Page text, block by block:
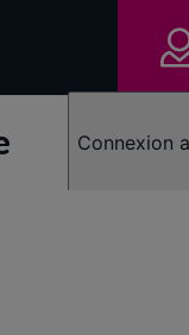
Connexion